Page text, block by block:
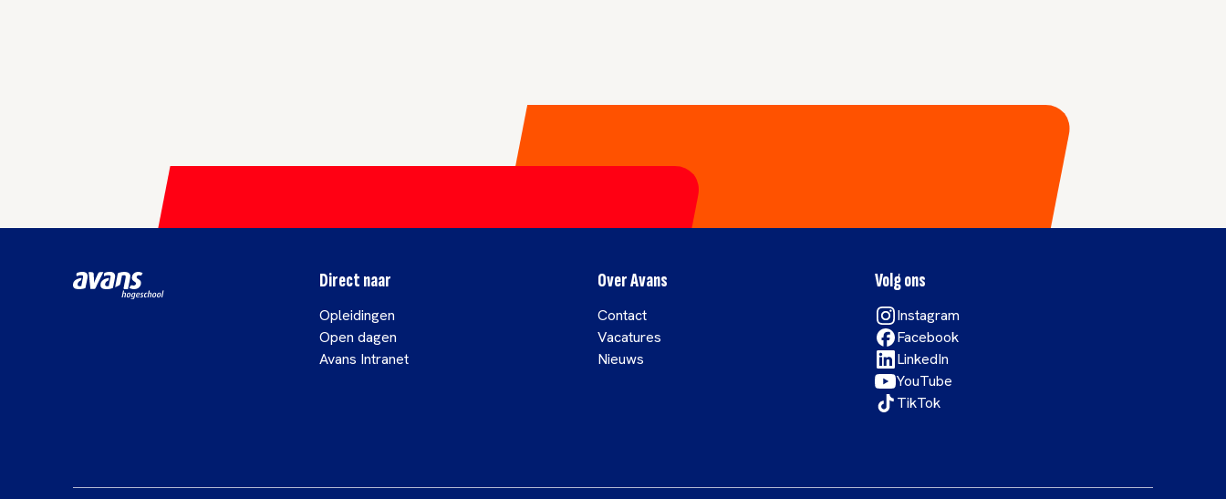
Direct naar
Opleidingen
Open dagen
Avans Intranet
Over Avans
Contact
Vacatures
Nieuws
Volg ons
Instagram
Facebook
LinkedIn
YouTube
TikTok